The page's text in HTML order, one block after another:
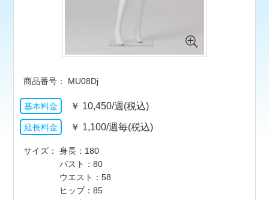
MU08Dj
￥ 10,450/週(税込)
￥ 1,100/週毎(税込)
サイズ
身長：180
バスト：80
ウエスト：58
ヒップ：85